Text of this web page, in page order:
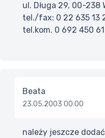
ul. Długa 29, 00-238
tel./fax: 0 22 635 13
tel.kom. 0 692 450
Beata
23.05.2003 00:00
należy jeszcze